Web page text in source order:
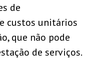
de
custos unitários
que não pode
de serviços.